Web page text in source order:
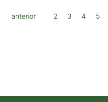
anterior 2 3 4 5